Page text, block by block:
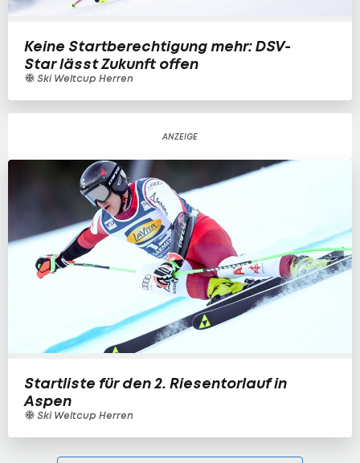
Keine Startberechtigung mehr: DSV-
Star lässt Zukunft offen
Ski Weltcup Herren
Startliste für den 2. Riesentorlauf in
Aspen
Ski Weltcup Herren